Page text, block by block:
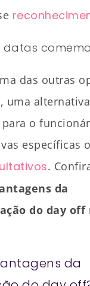
datas
das outras
uma
o
específicas
.
da
do day off
da